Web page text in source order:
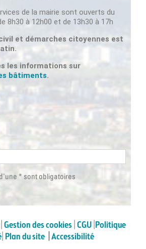
de la mairie sont ouverts du
8h30 à 12h00 et de 13h30 à 17h
et démarches citoyennes est
les informations sur
bâtiments.
* sont obligatoires
Gestion des cookies CGU Politique
Plan du site Accessibilité